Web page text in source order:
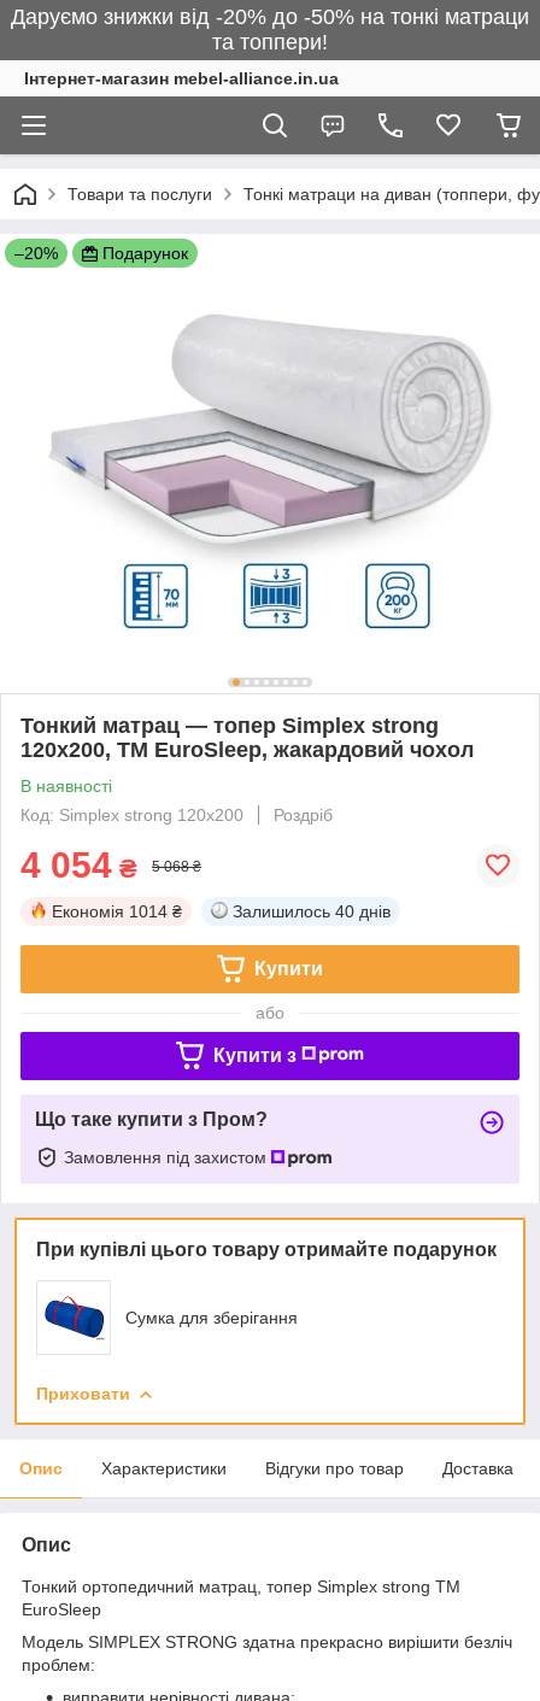
Даруємо знижки від -20% до -50% на тонкі матраци
та топпери!
Інтернет-магазин mebel-alliance.in.ua
Товари та послуги Тонкі матраци на диван (топпери,
–20% Подарунок
Тонкий матрац — топер Simplex strong
120х200, TM EuroSleep, жакардовий чохол
В наявності
Код: Simplex strong 120х200
Роздріб
4 054 ₴ 5 068 ₴
Економія 1014 ₴ Залишилось 40 днів
Купити
або
Купити з
Що таке купити з Пром?
Замовлення під захистом
При купівлі цього товару отримайте подарунок
Сумка для зберігання
Приховати
Опис Характеристики Відгуки про товар Доставка
Опис
Тонкий ортопедичний матрац, топер Simplex strong TM
EuroSleep
Модель SIMPLEX STRONG здатна прекрасно вирішити безліч
проблем:
виправити нерівності дивана;